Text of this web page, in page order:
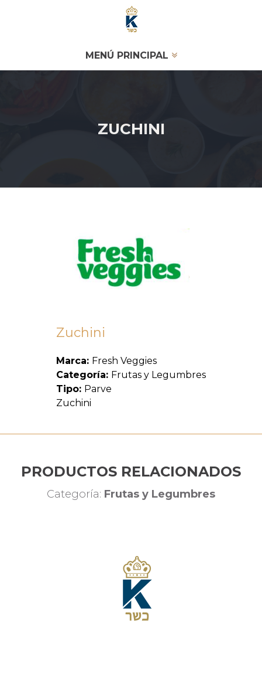
MENÚ PRINCIPAL
ZUCHINI
Zuchini
Marca: Fresh Veggies
Categoría: Frutas y Legumbres
Tipo: Parve
Zuchini
PRODUCTOS RELACIONADOS
Categoría: Frutas y Legumbres